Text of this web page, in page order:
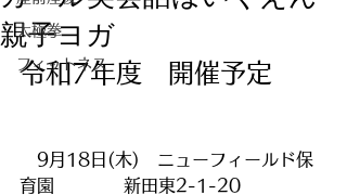
太極拳
フィットネス
親子ヨガ
令和7年度　開催予定
9月18日(木)　ニューフィールド保
育園　　　　新田東2-1-20